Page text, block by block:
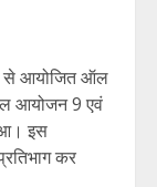
से आयोजित ऑल
आयोजन 9 एवं
इस
कर